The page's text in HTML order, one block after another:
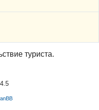
туриста.